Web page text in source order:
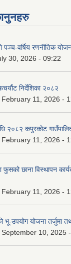
पञ्च-वर्षिय रणनीतिक
30, 2026 - 09:22
निर्देशिका २०८२
11, 2026 -
२०८२ कपुरकोट
11, 2026 -
फुसको छाना विस्थापन
11, 2026 -
भू-उपयोग योजना तर्जुमा
10, 2025